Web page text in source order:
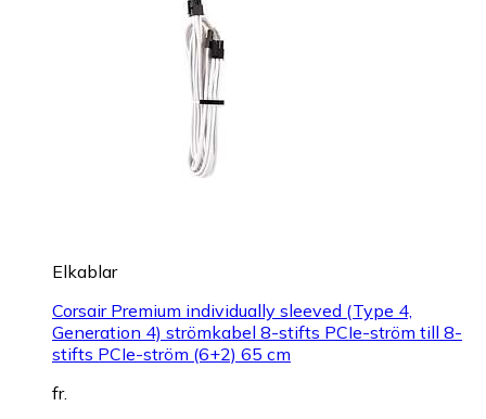
Elkablar
Corsair Premium individually sleeved (Type 4,
Generation 4) strömkabel 8-stifts PCIe-ström till 8-
stifts PCIe-ström (6+2) 65 cm
fr.